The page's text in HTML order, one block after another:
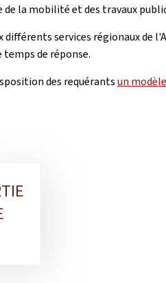
de la mobilité et des travaux
services régionaux de
de réponse.
des requérantsun